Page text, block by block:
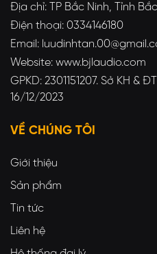
Địa chỉ: TP Bắc Ninh, Tỉnh
Điện thoại: 0334146180
Email:
Website: www.bjlaudio.com
GPKD: 2301151207. Sở KH &
16/12/2023
VỀ CHÚNG TÔI
Giới thiệu
Sản phẩm
Tin tức
Liên hệ